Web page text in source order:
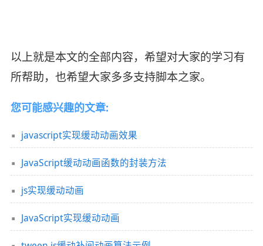
以上就是本文的全部内容，希望对大家的学习有
所帮助，也希望大家多多支持脚本之家。
您可能感兴趣的文章:
javascript实现缓动动画效果
JavaScript缓动动画函数的封装方法
js实现缓动动画
JavaScript实现缓动动画